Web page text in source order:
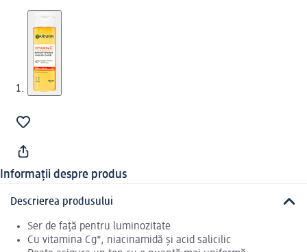
Informații despre produs
Descrierea produsului
Ser de față pentru luminozitate
Cu vitamina Cg*, niacinamidă și acid salicilic